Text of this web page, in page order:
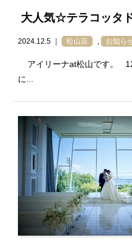
大人気☆テラコッタ
2024.12.5 ｜ 松山店 お知ら
アイリーナat松山です。
に...